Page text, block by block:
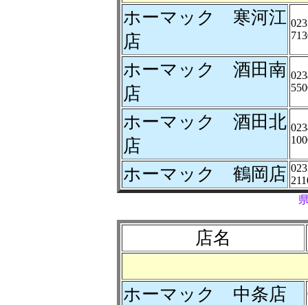
ホーマック 寒河江
店
ホーマック 酒田南
店
ホーマック 酒田北
店
ホーマック 鶴岡店
店名
ホーマック 中条店